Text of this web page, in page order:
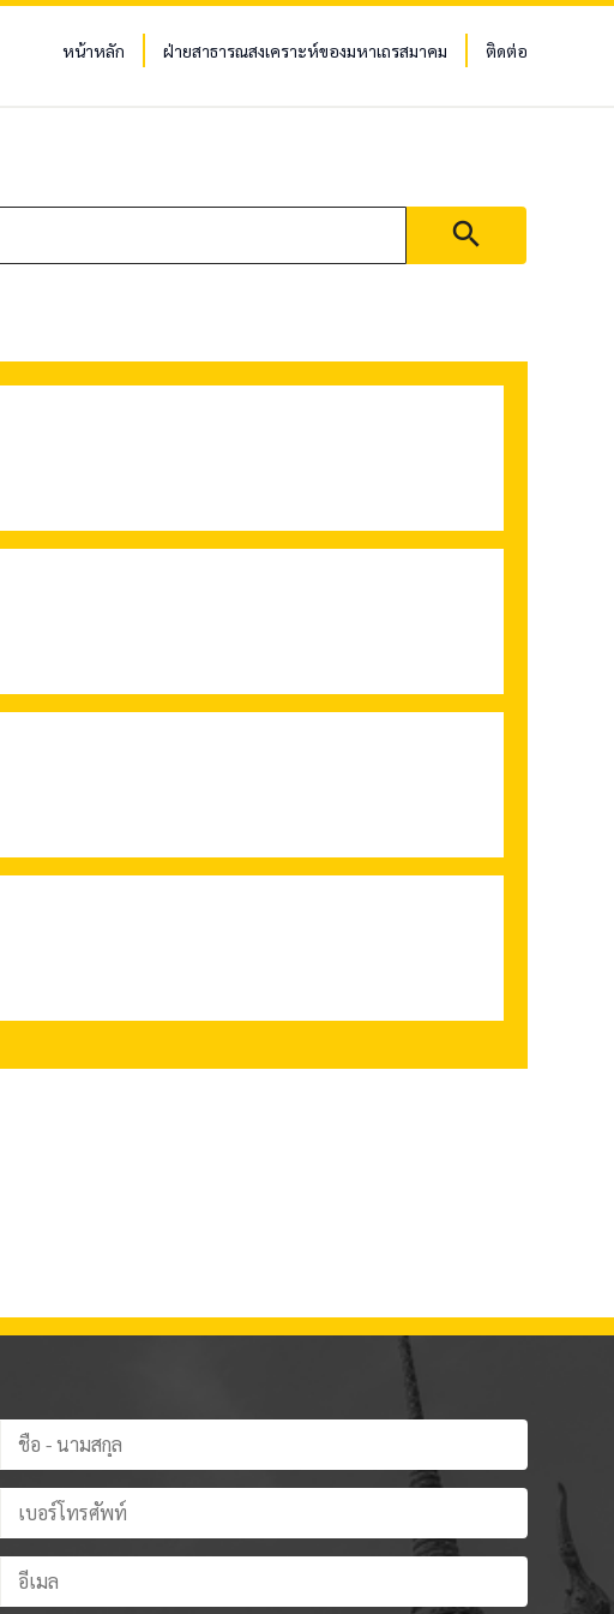
หน้าหลัก ฝ่ายสาธารณสงเคราะห์ของมหาเถรสมาคม ติดต่อ
search